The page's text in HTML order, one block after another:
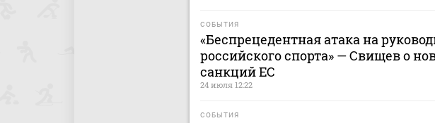
СОБЫТИЯ
«Беспрецедентная атака на
российского спорта» — Свищев о
санкций ЕС
24 июля 12:22
СОБЫТИЯ